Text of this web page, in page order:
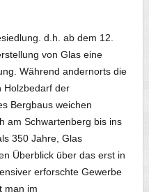
d.h. ab dem 12.
von Glas eine
Während andernorts die
Holzbedarf der
Bergbaus weichen
am Schwartenberg bis ins
350 Jahre, Glas
Überblick über das erst in
erforschte Gewerbe
man im